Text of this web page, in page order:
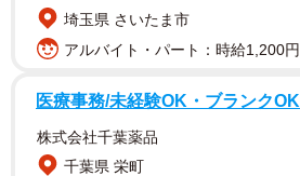
埼玉県 さいたま市
アルバイト・パート：時給1,200
医療事務/未経験OK・ブランクOK
株式会社千葉薬品
千葉県 栄町